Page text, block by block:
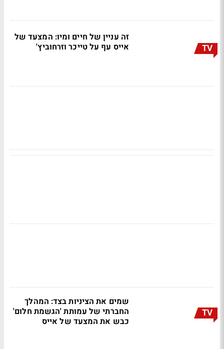
TV
זה עניין של חיים ומיו: המצעד של
אייס עף על טייכר וזרחוביץ'
TV
שמים את הציניות בצד: המהלך
החברתי של עמותת 'הגשמת חלום'
כבש את המצעד של אייס